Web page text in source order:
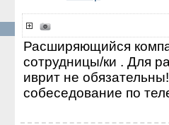
Расширяющийся
сотрудницы/ки . Для
иврит не
собеседование по